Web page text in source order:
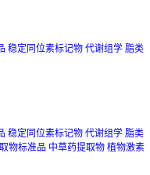
稳定同位素标记物 代谢组学 脂类
稳定同位素标记物 代谢组学 脂类
物标准品 中草药提取物 植物激素